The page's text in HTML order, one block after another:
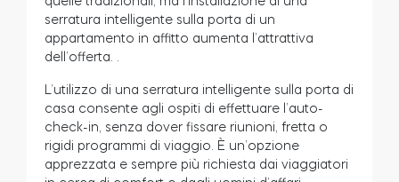
serratura intelligente sulla porta di un
appartamento in affitto aumenta l’attrattiva
dell’offerta.
L’utilizzo di una serratura intelligente sulla porta di
casa consente agli ospiti di effettuare l’auto-
check-in, senza dover fissare riunioni, fretta o
rigidi programmi di viaggio. È un’opzione
apprezzata e sempre più richiesta dai viaggiatori